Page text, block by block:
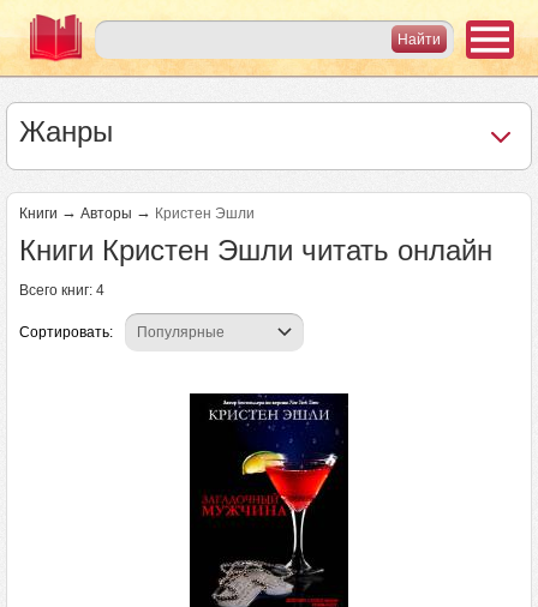
Жанры
Книги → Авторы → Кристен Эшли
Книги Кристен Эшли читать онлайн
Всего книг: 4
Сортировать: